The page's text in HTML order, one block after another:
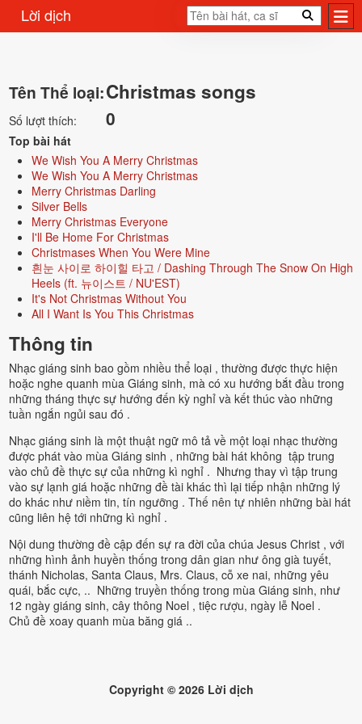
Lời dịch
Tên Thể loại:Christmas songs
Số lượt thích: 0
Top bài hát
We Wish You A Merry Christmas
We Wish You A Merry Christmas
Merry Christmas Darling
Silver Bells
Merry Christmas Everyone
I'll Be Home For Christmas
Christmases When You Were Mine
흰눈 사이로 하이힐 타고 / Dashing Through The Snow On High
Heels (ft. 뉴이스트 / NU'EST)
It's Not Christmas Without You
All I Want Is You This Christmas
Thông tin
Nhạc giáng sinh bao gồm nhiều thể loại , thường được thực hiện
hoặc nghe quanh mùa Giáng sinh, mà có xu hướng bắt đầu trong
những tháng thực sự hướng đến kỳ nghỉ và kết thúc vào những
tuần ngắn ngủi sau đó .
Nhạc giáng sinh là một thuật ngữ mô tả về một loại nhạc thường
được phát vào mùa Giáng sinh , những bài hát không tập trung
vào chủ đề thực sự của những kì nghỉ . Nhưng thay vì tập trung
vào sự lạnh giá hoặc những đề tài khác thì lại tiếp nhận những lý
do khác như niềm tin, tín ngưỡng . Thế nên tự nhiên những bài hát
cũng liên hệ tới những kì nghỉ .
Nội dung thường đề cập đến sự ra đời của chúa Jesus Christ , với
những hình ảnh huyền thống trong dân gian như ông già tuyết,
thánh Nicholas, Santa Claus, Mrs. Claus, cỗ xe nai, những yêu
quái, bắc cực, .. Những truyền thống trong mùa Giáng sinh, như
12 ngày giáng sinh, cây thông Noel , tiệc rượu, ngày lễ Noel .
Chủ đề xoay quanh mùa băng giá ..
Copyright © 2026Lời dịch